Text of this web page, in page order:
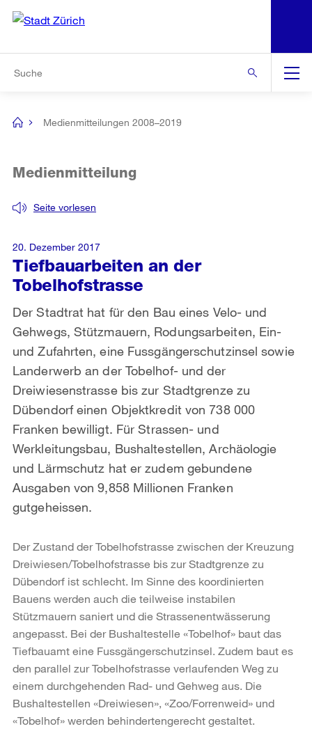
Navigation
[no
Medienmitteilungen 2008–2019
Tiefbauarbeiten an der
Tobelhofstrasse
Seite vorlesen
Medienmitteilung
Der Stadtrat hat für den Bau eines Velo- und
Gehwegs, Stützmauern, Rodungsarbeiten, Ein-
und Zufahrten, eine Fussgängerschutzinsel sowie
Landerwerb an der Tobelhof- und der
Dreiwiesenstrasse bis zur Stadtgrenze zu
Dübendorf einen Objektkredit von 738 000
Franken bewilligt. Für Strassen- und
Werkleitungsbau, Bushaltestellen, Archäologie
und Lärmschutz hat er zudem gebundene
Ausgaben von 9,858 Millionen Franken
gutgeheissen.
20. Dezember 2017
Der Zustand der Tobelhofstrasse zwischen der Kreuzung
Dreiwiesen/Tobelhofstrasse bis zur Stadtgrenze zu
Dübendorf ist schlecht. Im Sinne des koordinierten
Bauens werden auch die teilweise instabilen
Stützmauern saniert und die Strassenentwässerung
angepasst. Bei der Bushaltestelle «Tobelhof» baut das
Tiefbauamt eine Fussgängerschutzinsel. Zudem baut es
den parallel zur Tobelhofstrasse verlaufenden Weg zu
einem durchgehenden Rad- und Gehweg aus. Die
Bushaltestellen «Dreiwiesen», «Zoo/Forrenweid» und
«Tobelhof» werden behindertengerecht gestaltet.